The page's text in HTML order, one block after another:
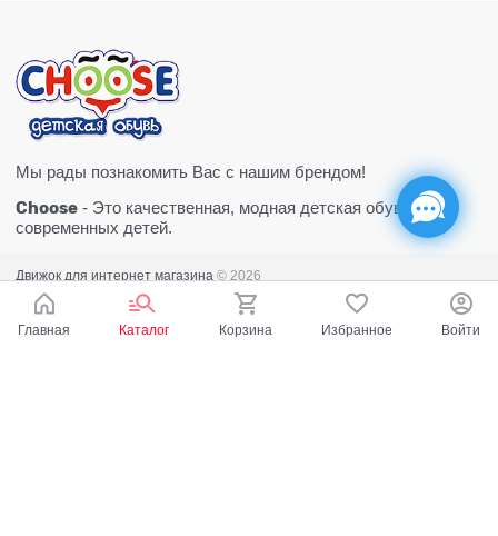
Мы рады познакомить Вас с нашим брендом!
Choose - Это качественная, модная детская обувь для
современных детей.
Движок для интернет магазина © 2026
Главная Каталог Корзина Избранное Войти